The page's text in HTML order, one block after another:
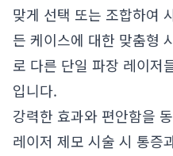
맞게 선택 또는 조합하여
든 케이스에 대한 맞춤형
로 다른 단일 파장 레이저
입니다.
강력한 효과와 편안함을
레이저 제모 시술 시 통증